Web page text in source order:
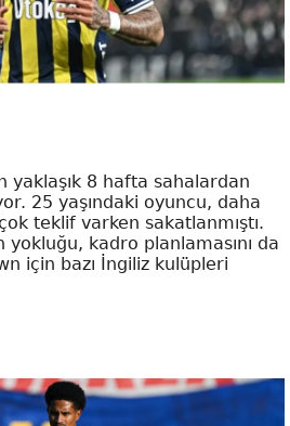
yaklaşık 8 hafta sahalardan
25 yaşındaki oyuncu, daha
teklif varken sakatlanmıştı.
yokluğu, kadro planlamasını da
için bazı İngiliz kulüpleri